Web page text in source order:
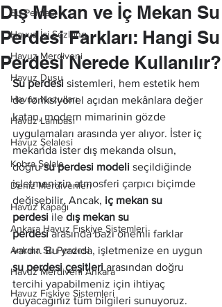
Su Perdesi
Havuz İçi Şezlong
Havuz Merdiveni
Havuz Duşu
Havuz Nozulları
Havuz Lambası
Havuz Şelalesi
Kobra Şelale
Deniz Merdivenleri
Havuz Kapağı
Ankara Havuz Fıskiye Sistemleri
Ankara Su Perdesi
Havuz Merdiveni Ankara
Havuz Fıskiye Sistemleri
Dış Mekan ve İç Mekan Su
Perdesi Farkları: Hangi Su
Perdesi Nerede Kullanılır?
Su perdesi sistemleri, hem estetik hem
de fonksiyonel açıdan mekânlara değer
katan, modern mimarinin gözde
uygulamaları arasında yer alıyor. İster iç
mekanda ister dış mekanda olsun,
doğru su perdesi modeli seçildiğinde
işletmenizin atmosferi çarpıcı biçimde
değişebilir. Ancak, iç mekan su
perdesi ile dış mekan su
perdesi arasında bazı önemli farklar
vardır. Bu yazıda, işletmenize en uygun
su perdesi çeşitleri arasından doğru
tercihi yapabilmeniz için ihtiyaç
duyacağınız tüm bilgileri sunuyoruz.